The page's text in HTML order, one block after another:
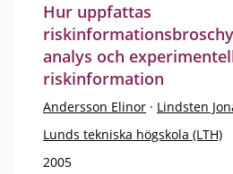
Hur uppfattas
analys och
riskinformation
Andersson Elinor · Lindsten
Lunds tekniska högskola (LTH)
2005